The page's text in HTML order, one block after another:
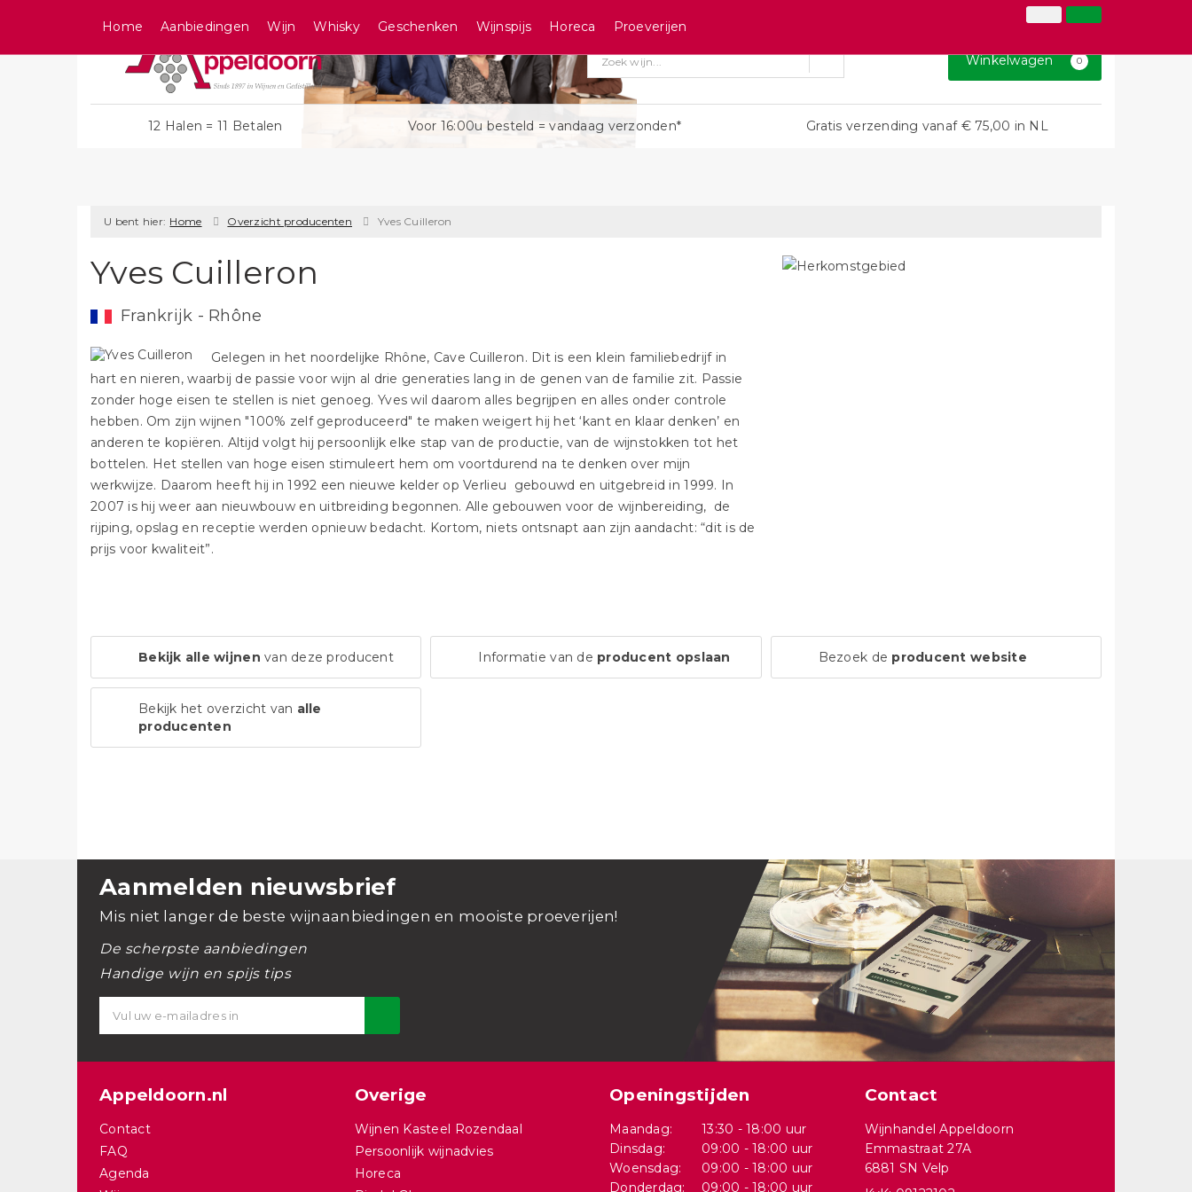
Klantenservice
Winkelwagen 0
12 Halen = 11 Betalen Voor 16:00u besteld = vandaag verzonden* Gratis verzending vanaf € 75,00 in NL
Home Aanbiedingen Wijn Whisky Geschenken Wijnspijs Horeca Proeverijen
U bent hier: Home Overzicht producenten Yves Cuilleron
Yves Cuilleron
Frankrijk - Rhône
Gelegen in het noordelijke Rhône, Cave Cuilleron. Dit is een klein familiebedrijf in
hart en nieren, waarbij de passie voor wijn al drie generaties lang in de genen van de familie zit. Passie
zonder hoge eisen te stellen is niet genoeg. Yves wil daarom alles begrijpen en alles onder controle
hebben. Om zijn wijnen "100% zelf geproduceerd" te maken weigert hij het ‘kant en klaar denken’ en
anderen te kopiëren. Altijd volgt hij persoonlijk elke stap van de productie, van de wijnstokken tot het
bottelen. Het stellen van hoge eisen stimuleert hem om voortdurend na te denken over mijn
werkwijze. Daarom heeft hij in 1992 een nieuwe kelder op Verlieu gebouwd en uitgebreid in 1999. In
2007 is hij weer aan nieuwbouw en uitbreiding begonnen. Alle gebouwen voor de wijnbereiding, de
rijping, opslag en receptie werden opnieuw bedacht. Kortom, niets ontsnapt aan zijn aandacht: “dit is de
prijs voor kwaliteit”.
Bekijk alle wijnen van deze producent Informatie van de producent opslaan Bezoek de producent website
Bekijk het overzicht van alle
producenten
Aanmelden nieuwsbrief
Mis niet langer de beste wijnaanbiedingen en mooiste proeverijen!
De scherpste aanbiedingen
Handige wijn en spijs tips
Appeldoorn.nl
Contact
FAQ
Agenda
Overige
Wijnen Kasteel Rozendaal
Persoonlijk wijnadvies
Horeca
Openingstijden
Maandag:
13:30 - 18:00 uur
Dinsdag:
09:00 - 18:00 uur
Woensdag:
09:00 - 18:00 uur
Donderdag:
09:00 - 18:00 uur
Contact
Wijnhandel Appeldoorn
Emmastraat 27A
6881 SN Velp